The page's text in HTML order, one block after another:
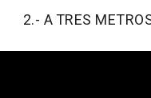
2.- A TRES